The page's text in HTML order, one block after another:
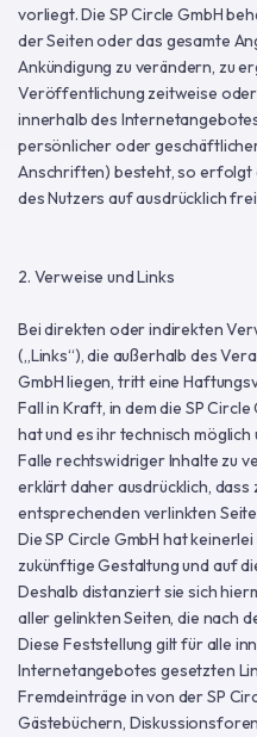
vorliegt. Die SP Circle GmbH
der Seiten oder das gesamte
Ankündigung zu verändern, zu
Veröffentlichung zeitweise
innerhalb des
persönlicher oder
Anschriften) besteht, so erfolgt
des Nutzers auf ausdrücklich
2. Verweise und Links
Bei direkten oder indirekten
(„Links“), die außerhalb des
GmbH liegen, tritt eine
Fall in Kraft, in dem die SP
hat und es ihr technisch möglich
Falle rechtswidriger Inhalte zu
erklärt daher ausdrücklich, dass
entsprechenden verlinkten
Die SP Circle GmbH hat
zukünftige Gestaltung und auf
Deshalb distanziert sie sich
aller gelinkten Seiten, die nach
Diese Feststellung gilt für alle
Internetangebotes gesetzten
Fremdeinträge in von der SP
Gästebüchern,